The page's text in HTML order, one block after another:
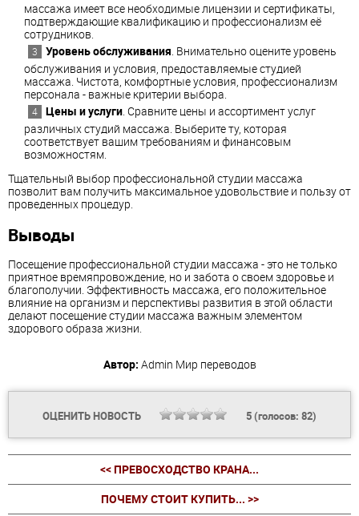
массажа имеет все необходимые лицензии и сертификаты,
подтверждающие квалификацию и профессионализм её
сотрудников.
Уровень обслуживания. Внимательно оцените уровень
обслуживания и условия, предоставляемые студией
массажа. Чистота, комфортные условия, профессионализм
персонала - важные критерии выбора.
Цены и услуги. Сравните цены и ассортимент услуг
различных студий массажа. Выберите ту, которая
соответствует вашим требованиям и финансовым
возможностям.
Тщательный выбор профессиональной студии массажа
позволит вам получить максимальное удовольствие и пользу от
проведенных процедур.
Выводы
Посещение профессиональной студии массажа - это не только
приятное времяпровождение, но и забота о своем здоровье и
благополучии. Эффективность массажа, его положительное
влияние на организм и перспективы развития в этой области
делают посещение студии массажа важным элементом
здорового образа жизни.
Автор: Admin Мир переводов
ОЦЕНИТЬ НОВОСТЬ 5(голосов: 82)
<< ПРЕВОСХОДСТВО КРАНА...
ПОЧЕМУ СТОИТ КУПИТЬ... >>